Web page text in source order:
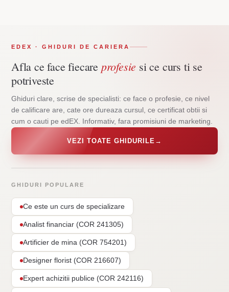
EDEX · GHIDURI DE CARIERA
Afla ce face fiecare profesie si ce curs ti se
potriveste
Ghiduri clare, scrise de specialisti: ce face o profesie, ce nivel
de calificare are, cate ore dureaza cursul, ce certificat obtii si
cum o cauti pe edEX. Informativ, fara promisiuni de marketing.
VEZI TOATE GHIDURILE →
GHIDURI POPULARE
Ce este un curs de specializare
Analist financiar (COR 241305)
Artificier de mina (COR 754201)
Designer florist (COR 216607)
Expert achizitii publice (COR 242116)